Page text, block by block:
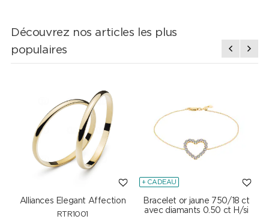
Découvrez nos articles les plus
populaires
Alliances Elegant Affection
RTR1001
+ CADEAU
Bracelet or jaune 750/18 ct
avec diamants 0.50 ct H/si